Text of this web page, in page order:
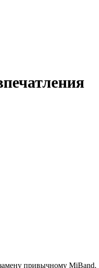
привычному MiBand.